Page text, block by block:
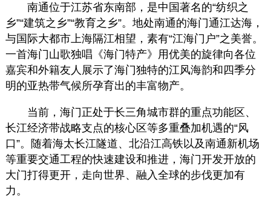
南通位于江苏省东南部，是中国著名的“纺织之
乡”“建筑之乡”“教育之乡”。地处南通的海门通江达海，
与国际大都市上海隔江相望，素有“江海门户”之美誉。
一首海门山歌独唱《海门特产》用优美的旋律向各位
嘉宾和外籍友人展示了海门独特的江风海韵和四季分
明的亚热带气候所孕育出的丰富物产。
当前，海门正处于长三角城市群的重点功能区、
长江经济带战略支点的核心区等多重叠加机遇的“风
口”。随着海太长江隧道、北沿江高铁以及南通新机场
等重要交通工程的快速建设和推进，海门开发开放的
大门打得更开，走向世界、融入全球的步伐更加有
力。